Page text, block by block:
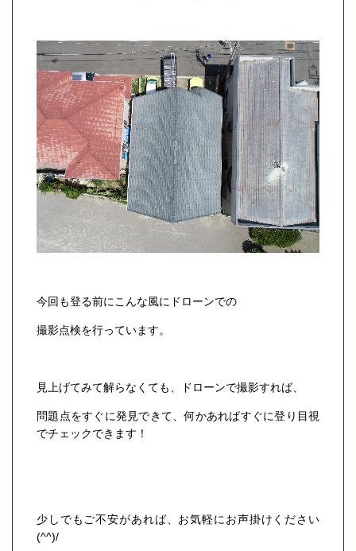
今回も登る前にこんな風にドローンでの
撮影点検を行っています。
見上げてみて解らなくても、ドローンで撮影すれば、
問題点をすぐに発見できて、何かあればすぐに登り目視
でチェックできます！
少しでもご不安があれば、お気軽にお声掛けください
(^^)/